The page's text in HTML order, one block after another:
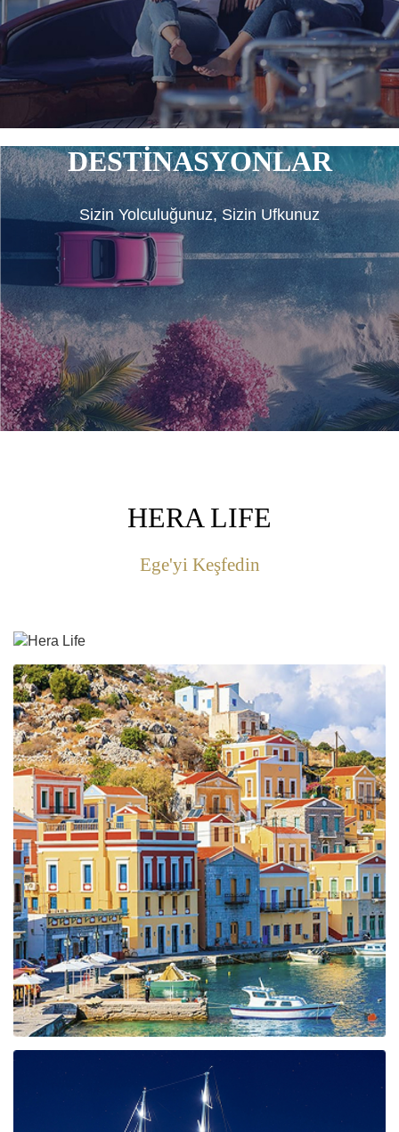
DESTİNASYONLAR
Sizin Yolculuğunuz, Sizin Ufkunuz
HERA LIFE
Ege'yi Keşfedin